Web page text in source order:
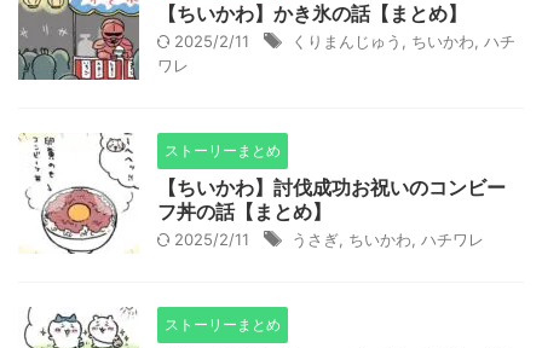
【ちいかわ】かき氷の話【まとめ】
2025/2/11 くりまんじゅう ちいかわ ハチ
ワレ
ストーリーまとめ
【ちいかわ】討伐成功お祝いのコンビー
フ丼の話【まとめ】
2025/2/11 うさぎ ちいかわ ハチワレ
ストーリーまとめ